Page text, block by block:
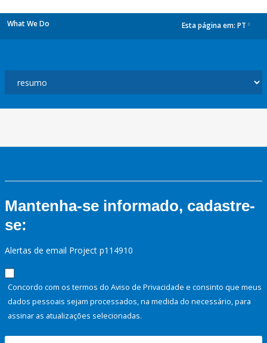
What We Do Esta página em: PT
Mantenha-se informado, cadastre-
se:
Alertas de email Project p114910
Concordo com os termos do Aviso de Privacidade e consinto que meus
dados pessoais sejam processados, na medida do necessário, para
assinar as atualizações selecionadas.